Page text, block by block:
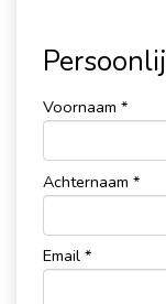
Voornaam *
Achternaam *
Email *